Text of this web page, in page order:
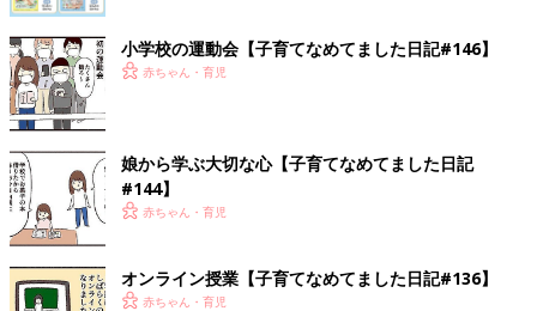
小学校の運動会【子育てなめてました日記#146】
赤ちゃん・育児
娘から学ぶ大切な心【子育てなめてました日記
#144】
赤ちゃん・育児
オンライン授業【子育てなめてました日記#136】
赤ちゃん・育児